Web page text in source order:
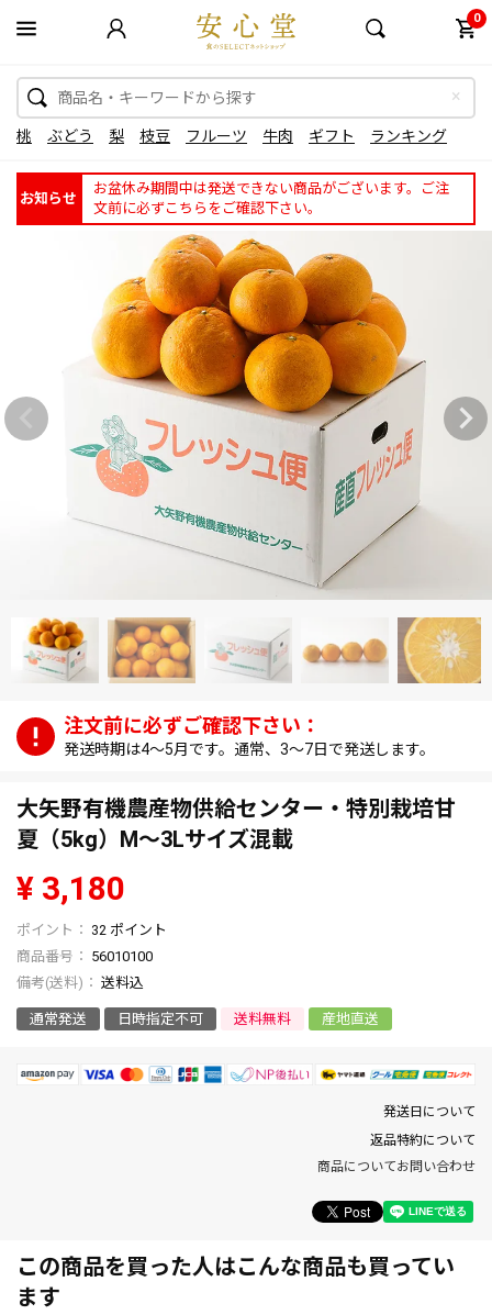
0
桃 ぶどう 梨 枝豆 フルーツ 牛肉 ギフト ランキング
お知らせ
お盆休み期間中は発送できない商品がございます。ご注
文前に必ずこちらをご確認下さい。
発送時期は4～5月です。通常、3～7日で発送します。
大矢野有機農産物供給センター・特別栽培甘
夏（5kg）M～3Lサイズ混載
¥ 3,180
32 ポイント
商品番号
56010100
送料込
通常発送 日時指定不可 送料無料 産地直送
発送日について
返品特約について
商品についてお問い合わせ
この商品を買った人はこんな商品も買ってい
ます